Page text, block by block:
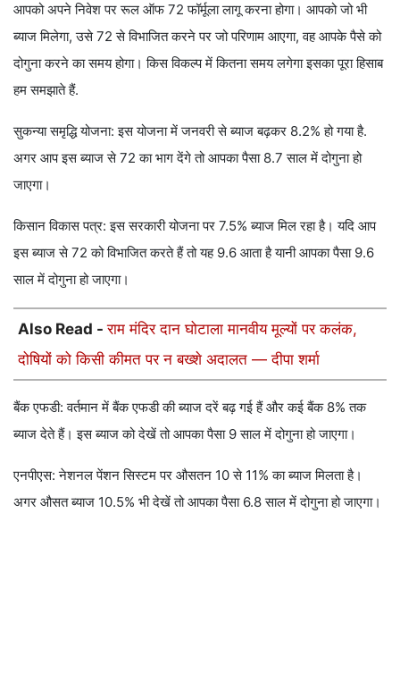
आपको अपने निवेश पर रूल ऑफ 72 फॉर्मूला लागू करना होगा। आपको जो भी
ब्याज मिलेगा, उसे 72 से विभाजित करने पर जो परिणाम आएगा, वह आपके पैसे को
दोगुना करने का समय होगा। किस विकल्प में कितना समय लगेगा इसका पूरा हिसाब
हम समझाते हैं.
सुकन्या समृद्धि योजना: इस योजना में जनवरी से ब्याज बढ़कर 8.2% हो गया है.
अगर आप इस ब्याज से 72 का भाग देंगे तो आपका पैसा 8.7 साल में दोगुना हो
जाएगा।
किसान विकास पत्र: इस सरकारी योजना पर 7.5% ब्याज मिल रहा है। यदि आप
इस ब्याज से 72 को विभाजित करते हैं तो यह 9.6 आता है यानी आपका पैसा 9.6
साल में दोगुना हो जाएगा।
Also Read -राम मंदिर दान घोटाला मानवीय मूल्यों पर कलंक,
दोषियों को किसी कीमत पर न बख्शे अदालत — दीपा शर्मा
बैंक एफडी: वर्तमान में बैंक एफडी की ब्याज दरें बढ़ गई हैं और कई बैंक 8% तक
ब्याज देते हैं। इस ब्याज को देखें तो आपका पैसा 9 साल में दोगुना हो जाएगा।
एनपीएस: नेशनल पेंशन सिस्टम पर औसतन 10 से 11% का ब्याज मिलता है।
अगर औसत ब्याज 10.5% भी देखें तो आपका पैसा 6.8 साल में दोगुना हो जाएगा।